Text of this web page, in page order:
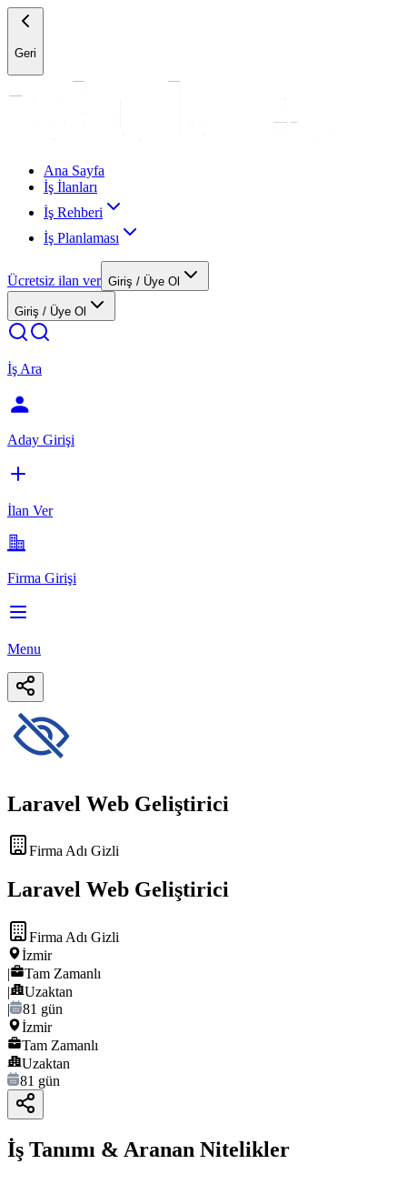
Geri
Ana Sayfa
İş İlanları
İş Rehberi
İş Planlaması
Ücretsiz ilan ver Giriş / Üye Ol
Giriş / Üye Ol
İş Ara
Aday Girişi
İlan Ver
Firma Girişi
Menu
Laravel Web Geliştirici
Firma Adı Gizli
Laravel Web Geliştirici
Firma Adı Gizli
İzmir
|
Tam Zamanlı
|
Uzaktan
|
81 gün
İzmir
Tam Zamanlı
Uzaktan
81 gün
İş Tanımı & Aranan Nitelikler